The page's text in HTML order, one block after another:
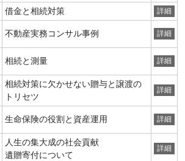
借金と相続対策 詳細
不動産実務コンサル事例 詳細
相続と測量 詳細
相続対策に欠かせない贈与と譲渡の
トリセツ
詳細
生命保険の役割と資産運用 詳細
人生の集大成の社会貢献
遺贈寄付について
詳細